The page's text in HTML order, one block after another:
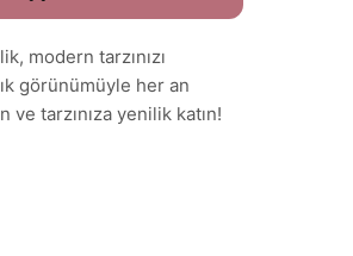
modern tarzınızı
görünümüyle her an
ve tarzınıza yenilik katın!